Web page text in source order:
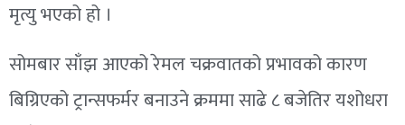
मृत्यु भएको हो ।
सोमबार साँझ आएको रेमल चक्रवातको प्रभावको कारण
बिग्रिएको ट्रान्सफर्मर बनाउने क्रममा साढे ८ बजेतिर यशोधरा